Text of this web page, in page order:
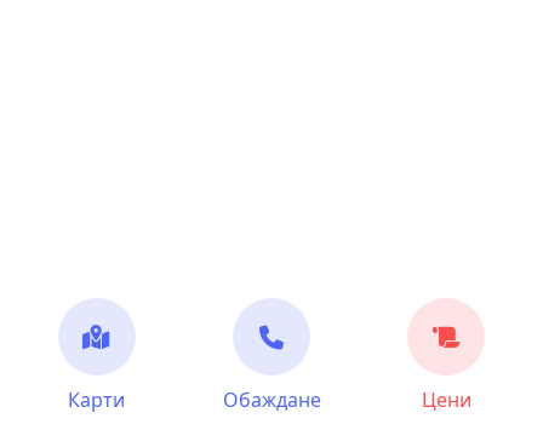
Карти Обаждане Цени